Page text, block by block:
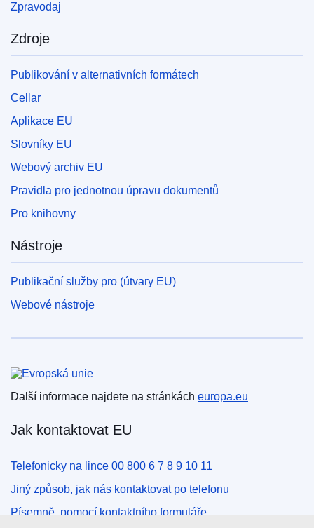
Zpravodaj
Zdroje
Publikování v alternativních formátech
Cellar
Aplikace EU
Slovníky EU
Webový archiv EU
Pravidla pro jednotnou úpravu dokumentů
Pro knihovny
Nástroje
Publikační služby pro (útvary EU)
Webové nástroje
Evropská unie
Další informace najdete na stránkách europa.eu
Jak kontaktovat EU
Telefonicky na lince 00 800 6 7 8 9 10 11
Jiný způsob, jak nás kontaktovat po telefonu
Písemně, pomocí kontaktního formuláře